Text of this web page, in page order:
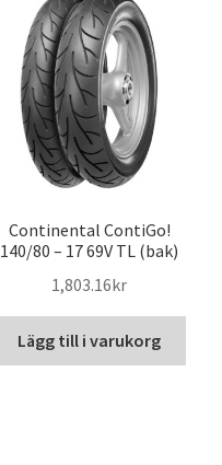
Continental ContiGo!
140/80 – 17 69V TL (bak)
1,803.16kr
Lägg till i varukorg